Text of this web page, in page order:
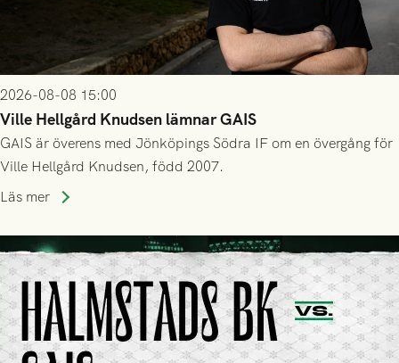
2026-08-08 15:00
Ville Hellgård Knudsen lämnar GAIS
GAIS är överens med Jönköpings Södra IF om en övergång för
Ville Hellgård Knudsen, född 2007.
Läs mer